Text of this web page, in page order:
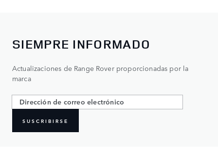
SIEMPRE INFORMADO
Actualizaciones de Range Rover proporcionadas por la
marca
SUSCRIBIRSE